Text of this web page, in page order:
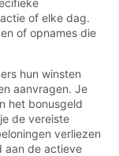
of elke dag.
of opnames die
hun winsten
aanvragen. Je
het bonusgeld
de vereiste
verliezen
aan de actieve